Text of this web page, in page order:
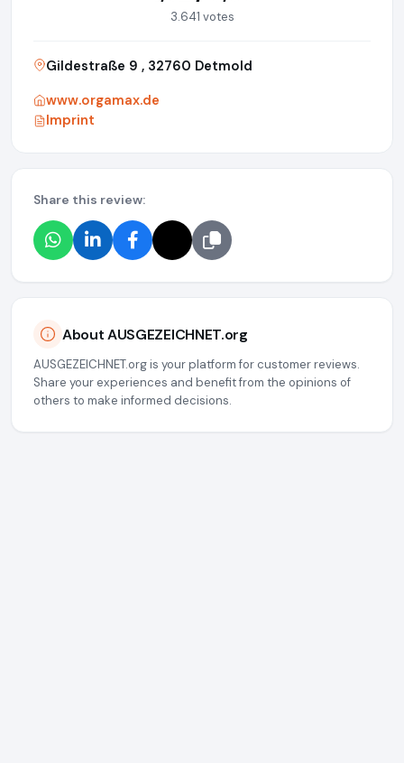
3.641 votes
Gildestraße 9 , 32760 Detmold
www.orgamax.de
Imprint
Share this review:
About AUSGEZEICHNET.org
AUSGEZEICHNET.org is your platform for customer reviews.
Share your experiences and benefit from the opinions of
others to make informed decisions.